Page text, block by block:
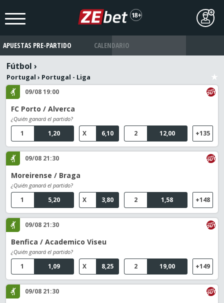
APUESTAS PRE-PARTIDO CALENDARIO
Fútbol ›
Portugal › Portugal - Liga
09/08 19:00
FC Porto / Alverca
¿Quién ganará el partido?
1,20
1 6,10
X 12,00
2 +135
09/08 21:30
Moreirense / Braga
¿Quién ganará el partido?
5,20
1 3,80
X 1,58
2 +148
09/08 21:30
Benfica / Academico Viseu
¿Quién ganará el partido?
1,09
1 8,25
X 19,00
2 +149
09/08 21:30